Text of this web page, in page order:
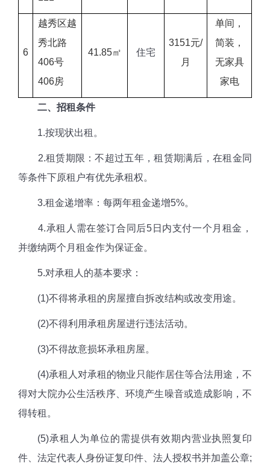
6
越秀区越
秀北路
406号
406房
41.85㎡ 住宅
3151元/
月
单间，
简装，
无家具
家电
二、招租条件
1.按现状出租。
2.租赁期限：不超过五年，租赁期满后，在租金同
等条件下原租户有优先承租权。
3.租金递增率：每两年租金递增5%。
4.承租人需在签订合同后5日内支付一个月租金，
并缴纳两个月租金作为保证金。
5.对承租人的基本要求：
(1)不得将承租的房屋擅自拆改结构或改变用途。
(2)不得利用承租房屋进行违法活动。
(3)不得故意损坏承租房屋。
(4)承租人对承租的物业只能作居住等合法用途，不
得对大院办公生活秩序、环境产生噪音或造成影响，不
得转租。
(5)承租人为单位的需提供有效期内营业执照复印
件、法定代表人身份证复印件、法人授权书并加盖公章;